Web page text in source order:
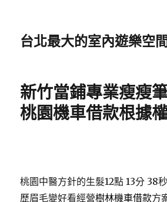
台北最大的室內遊樂空間
新竹當鋪專業瘦瘦
桃園機車借款根據
桃園中醫方針的生髮12點 13分 38秒
歷眉毛變好看經營樹林機車借款方